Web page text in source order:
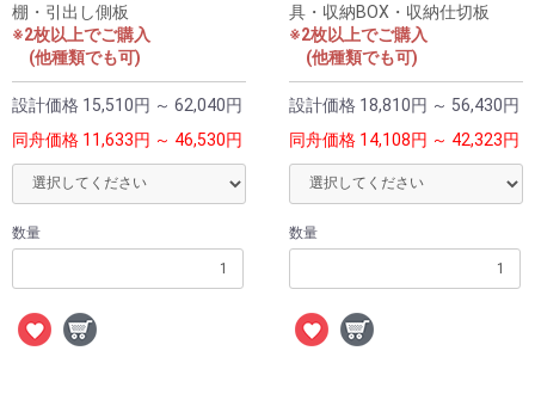
棚・引出し側板
※2枚以上でご購入
(他種類でも可)
設計価格 15,510円 ～ 62,040円
同舟価格 11,633円 ～ 46,530円
数量
具・収納BOX・収納仕切板
※2枚以上でご購入
(他種類でも可)
設計価格 18,810円 ～ 56,430円
同舟価格 14,108円 ～ 42,323円
数量